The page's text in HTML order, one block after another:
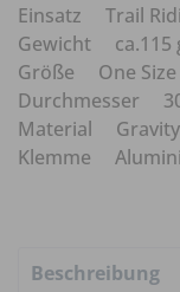
Einsatz Trail
Gewicht ca.115
Größe One Size
Durchmesser
Material
Klemme
Beschreibung